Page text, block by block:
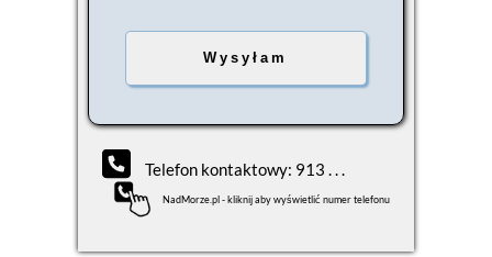
Telefon kontaktowy: 913 . . .
NadMorze.pl - kliknij aby wyświetlić numer telefonu